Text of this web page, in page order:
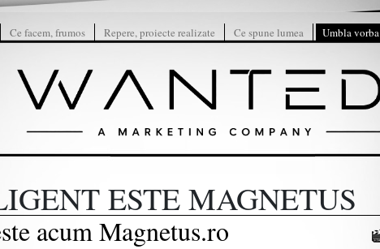
Ce facem, frumos Repere, proiecte realizate Ce spune lumea Umbla vorba
ESTE MAGNETUS
acum Magnetus.ro